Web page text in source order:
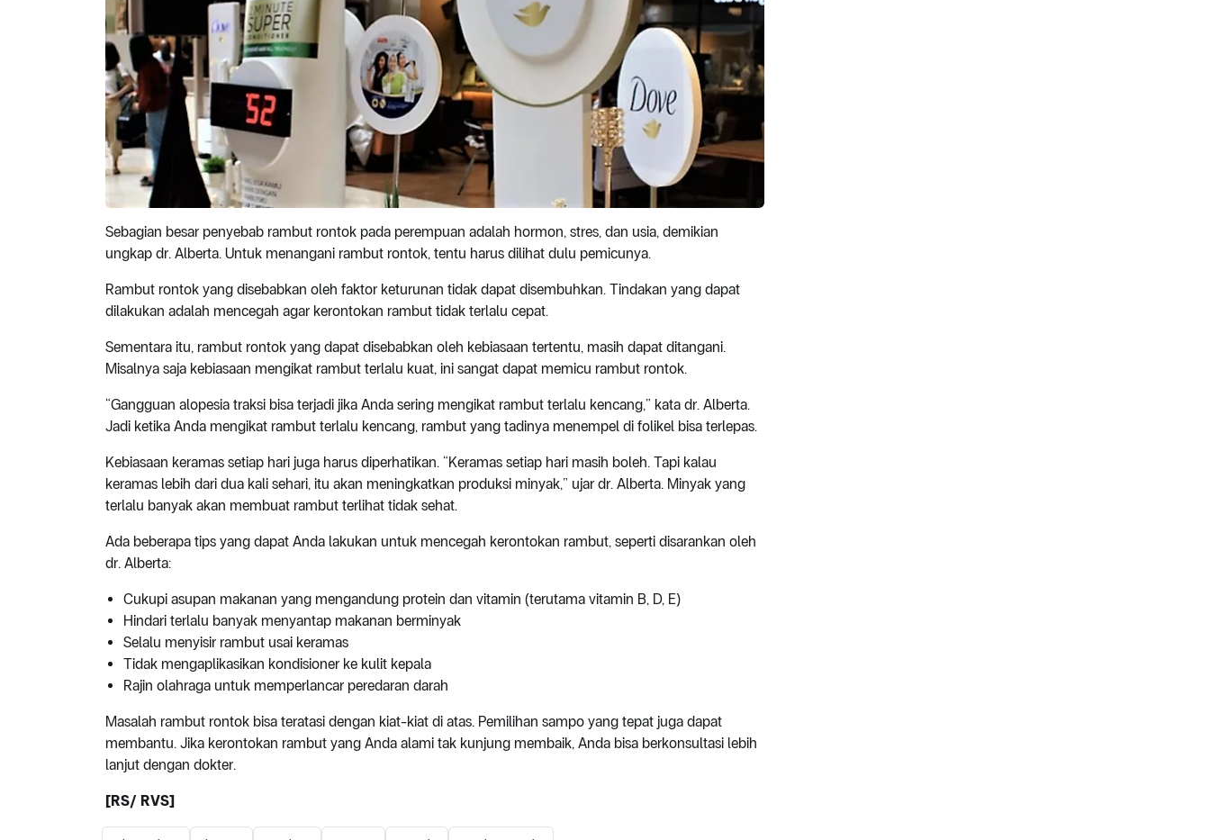
Sebagian besar penyebab rambut rontok pada perempuan adalah hormon, stres, dan usia, demikian
ungkap dr. Alberta. Untuk menangani rambut rontok, tentu harus dilihat dulu pemicunya.
Rambut rontok yang disebabkan oleh faktor keturunan tidak dapat disembuhkan. Tindakan yang dapat
dilakukan adalah mencegah agar kerontokan rambut tidak terlalu cepat.
Sementara itu, rambut rontok yang dapat disebabkan oleh kebiasaan tertentu, masih dapat ditangani.
Misalnya saja kebiasaan mengikat rambut terlalu kuat, ini sangat dapat memicu rambut rontok.
“Gangguan alopesia traksi bisa terjadi jika Anda sering mengikat rambut terlalu kencang,” kata dr. Alberta.
Jadi ketika Anda mengikat rambut terlalu kencang, rambut yang tadinya menempel di folikel bisa terlepas.
Kebiasaan keramas setiap hari juga harus diperhatikan. “Keramas setiap hari masih boleh. Tapi kalau
keramas lebih dari dua kali sehari, itu akan meningkatkan produksi minyak,” ujar dr. Alberta. Minyak yang
terlalu banyak akan membuat rambut terlihat tidak sehat.
Ada beberapa tips yang dapat Anda lakukan untuk mencegah kerontokan rambut, seperti disarankan oleh
dr. Alberta:
Cukupi asupan makanan yang mengandung protein dan vitamin (terutama vitamin B, D, E)
Hindari terlalu banyak menyantap makanan berminyak
Selalu menyisir rambut usai keramas
Tidak mengaplikasikan kondisioner ke kulit kepala
Rajin olahraga untuk memperlancar peredaran darah
Masalah rambut rontok bisa teratasi dengan kiat-kiat di atas. Pemilihan sampo yang tepat juga dapat
membantu. Jika kerontokan rambut yang Anda alami tak kunjung membaik, Anda bisa berkonsultasi lebih
lanjut dengan dokter.
[RS/ RVS]